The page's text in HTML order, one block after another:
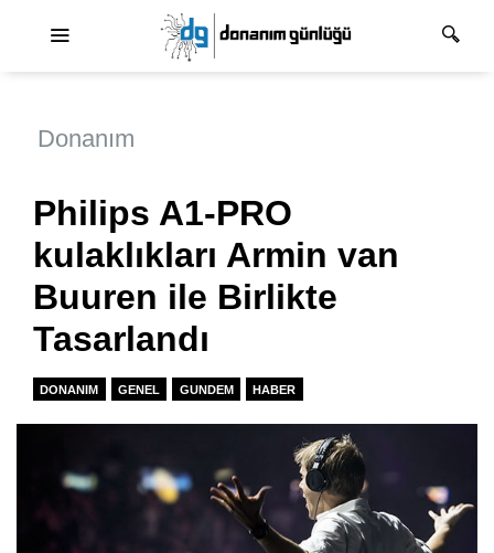
Donanım
Philips A1-PRO
kulaklıkları Armin van
Buuren ile Birlikte
Tasarlandı
DONANIM GENEL GUNDEM HABER